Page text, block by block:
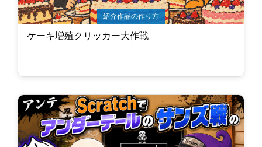
紹介作品の作り方
ケーキ増殖クリッカー大作戦